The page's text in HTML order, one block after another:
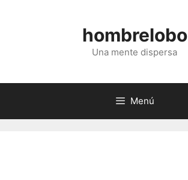
hombrelobo
Una mente dispersa
Menú